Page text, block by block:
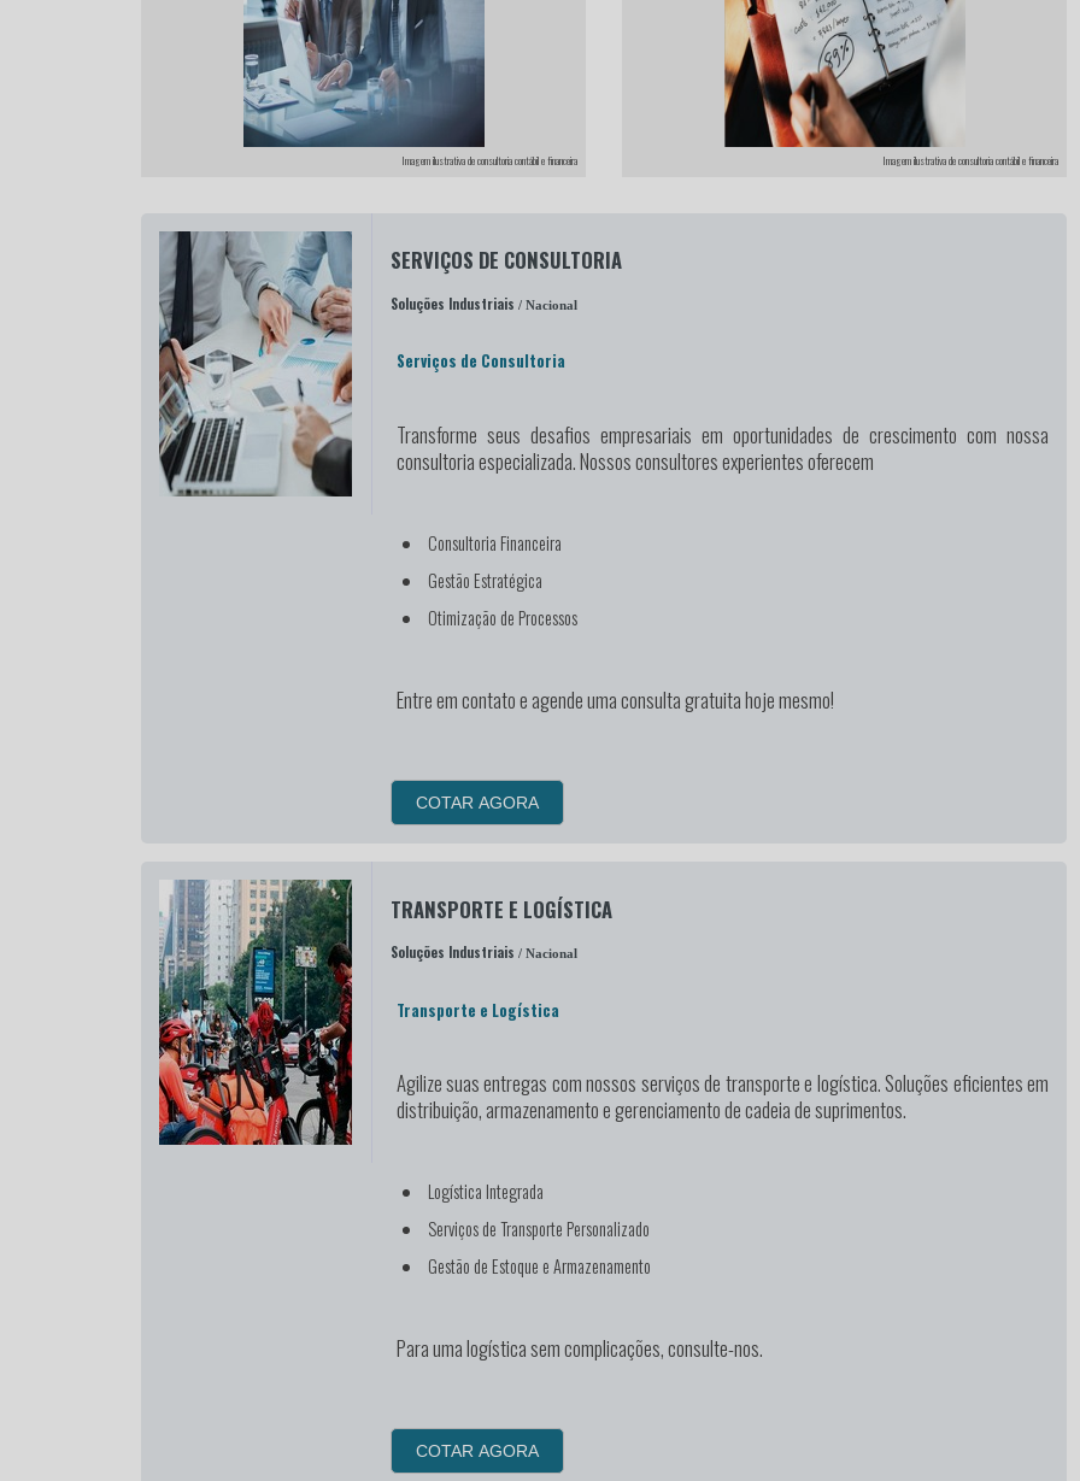
Imagem ilustrativa de consultoria contábil e financeira Imagem ilustrativa de consultoria contábil e financeira
SERVIÇOS DE CONSULTORIA
Soluções Industriais / Nacional
Serviços de Consultoria
Transforme seus desafios empresariais em oportunidades de crescimento com nossa
consultoria especializada. Nossos consultores experientes oferecem
Consultoria Financeira
Gestão Estratégica
Otimização de Processos
Entre em contato e agende uma consulta gratuita hoje mesmo!
COTAR AGORA
TRANSPORTE E LOGÍSTICA
Soluções Industriais / Nacional
Transporte e Logística
Agilize suas entregas com nossos serviços de transporte e logística. Soluções eficientes em
distribuição, armazenamento e gerenciamento de cadeia de suprimentos.
Logística Integrada
Serviços de Transporte Personalizado
Gestão de Estoque e Armazenamento
Para uma logística sem complicações, consulte-nos.
COTAR AGORA